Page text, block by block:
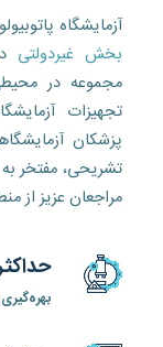
آزمایشگاه
بخش غیردولتی
مجموعه در
تجهیزات
پزشکان
تشریحی، مفتخر به
مراجعان عزیز از